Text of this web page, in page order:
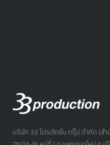
บริษัท 33 โปรดักชั่น กรุ๊ป จำกัด (ส